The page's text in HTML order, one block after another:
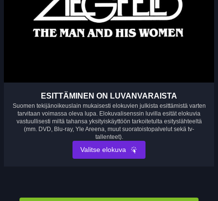
ESITTÄMINEN ON LUVANVARAISTA
Suomen tekijänoikeuslain mukaisesti elokuvien julkista esittämistä varten
tarvitaan voimassa oleva lupa. Elokuvalisenssin luvilla esität elokuvia
vastuullisesti miltä tahansa yksityiskäyttöön tarkoitetulta esityslähteeltä
(mm. DVD, Blu-ray, Yle Areena, muut suoratoistopalvelut sekä tv-
tallenteet).
Valitse elokuva